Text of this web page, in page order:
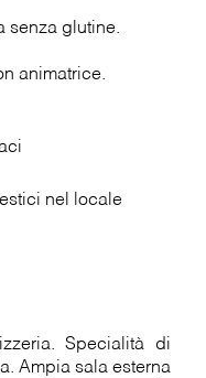
senza glutine.
animatrice.
nel locale
Specialità di
Ampia sala esterna